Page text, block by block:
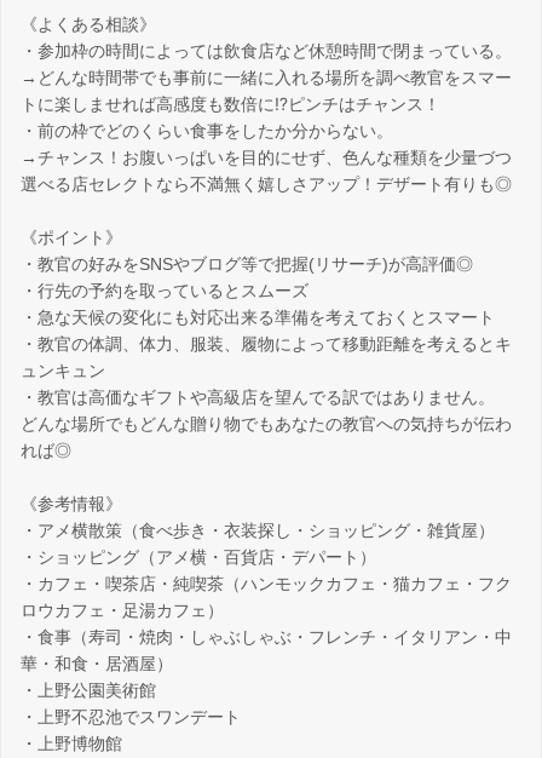
《よくある相談》
・参加枠の時間によっては飲食店など休憩時間で閉まっている。
→どんな時間帯でも事前に一緒に入れる場所を調べ教官をスマー
トに楽しませれば高感度も数倍に⁉ピンチはチャンス！
・前の枠でどのくらい食事をしたか分からない。
→チャンス！お腹いっぱいを目的にせず、色んな種類を少量づつ
選べる店セレクトなら不満無く嬉しさアップ！デザート有りも◎
《ポイント》
・教官の好みをSNSやブログ等で把握(リサーチ)が高評価◎
・行先の予約を取っているとスムーズ
・急な天候の変化にも対応出来る準備を考えておくとスマート
・教官の体調、体力、服装、履物によって移動距離を考えるとキ
ュンキュン
・教官は高価なギフトや高級店を望んでる訳ではありません。
どんな場所でもどんな贈り物でもあなたの教官への気持ちが伝わ
れば◎
《参考情報》
・アメ横散策（食べ歩き・衣装探し・ショッピング・雑貨屋）
・ショッピング（アメ横・百貨店・デパート）
・カフェ・喫茶店・純喫茶（ハンモックカフェ・猫カフェ・フク
ロウカフェ・足湯カフェ）
・食事（寿司・焼肉・しゃぶしゃぶ・フレンチ・イタリアン・中
華・和食・居酒屋）
・上野公園美術館
・上野不忍池でスワンデート
・上野博物館